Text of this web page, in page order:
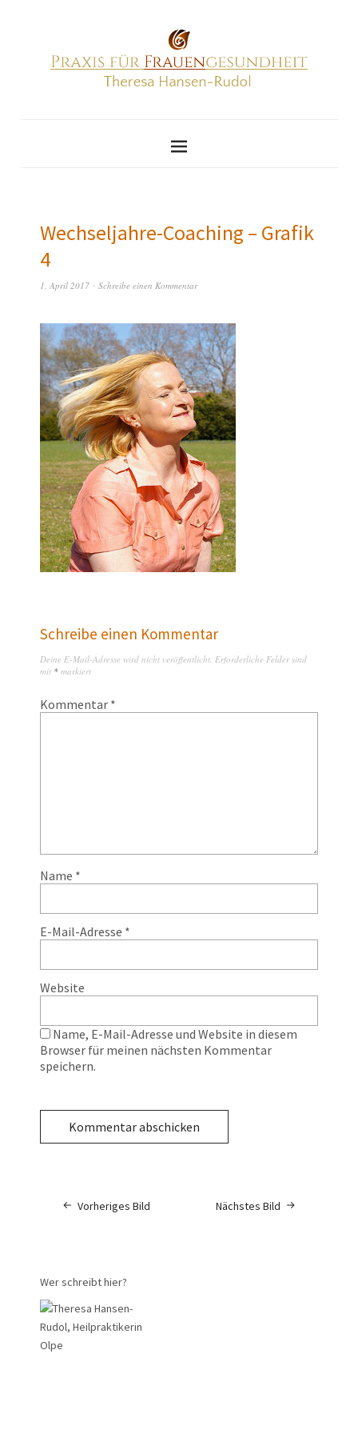
Wechseljahre-Coaching – Grafik
4
1. April 2017 Schreibe einen Kommentar
Schreibe einen Kommentar
Deine E-Mail-Adresse wird nicht veröffentlicht. Erforderliche Felder sind
mit * markiert
Kommentar *
Name *
E-Mail-Adresse *
Website
Name, E-Mail-Adresse und Website in diesem
Browser für meinen nächsten Kommentar
speichern.
Nächstes Bild
Vorheriges Bild
Wer schreibt hier?